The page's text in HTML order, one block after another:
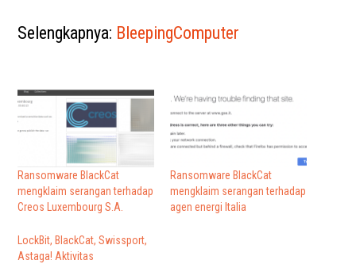
Selengkapnya: BleepingComputer
Ransomware BlackCat
mengklaim serangan terhadap
Creos Luxembourg S.A.
Ransomware BlackCat
mengklaim serangan terhadap
agen energi Italia
LockBit, BlackCat, Swissport,
Astaga! Aktivitas